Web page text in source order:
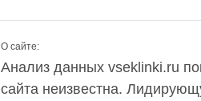
О сайте:
Анализ данных vseklinki.ru
сайта неизвестна.